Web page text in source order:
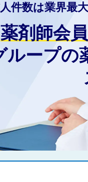
件数は業界最
薬剤師会員
ループの